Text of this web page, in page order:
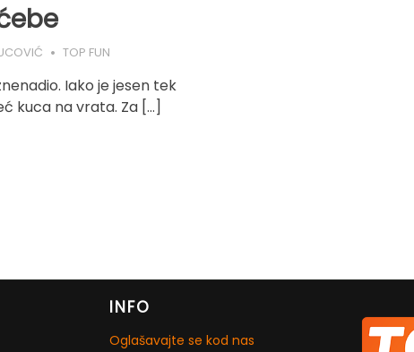
TOP FUN
Iako je jesen tek
kuca na vrata. Za […]
INFO
Oglašavajte se kod nas